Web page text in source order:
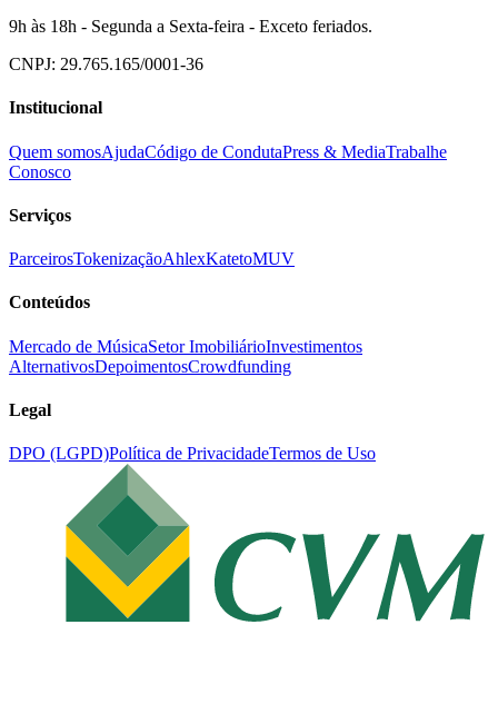
9h às 18h - Segunda a Sexta-feira - Exceto feriados.
CNPJ: 29.765.165/0001-36
Institucional
Quem somosAjudaCódigo de CondutaPress & MediaTrabalhe
Conosco
Serviços
ParceirosTokenizaçãoAhlexKatetoMUV
Conteúdos
Mercado de MúsicaSetor ImobiliárioInvestimentos
AlternativosDepoimentosCrowdfunding
Legal
DPO (LGPD)Política de PrivacidadeTermos de Uso